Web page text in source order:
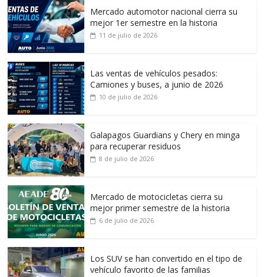
Mercado automotor nacional cierra su
mejor 1er semestre en la historia
11 de julio de 2026
Las ventas de vehículos pesados:
Camiones y buses, a junio de 2026
10 de julio de 2026
Galapagos Guardians y Chery en minga
para recuperar residuos
8 de julio de 2026
Mercado de motocicletas cierra su
mejor primer semestre de la historia
6 de julio de 2026
Los SUV se han convertido en el tipo de
vehículo favorito de las familias